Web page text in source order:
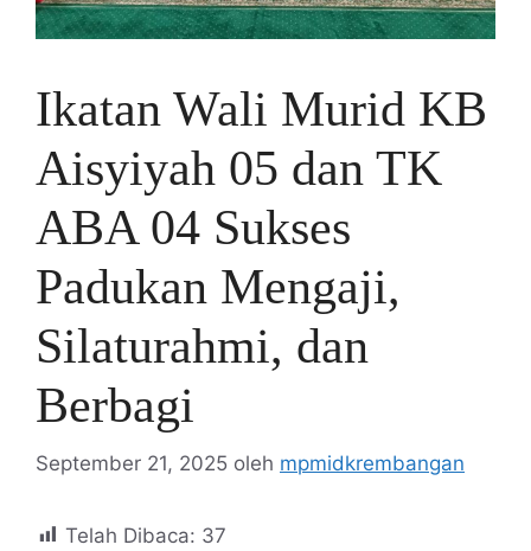
Ikatan Wali Murid KB
Aisyiyah 05 dan TK
ABA 04 Sukses
Padukan Mengaji,
Silaturahmi, dan
Berbagi
September 21, 2025 oleh mpmidkrembangan
Telah Dibaca: 37